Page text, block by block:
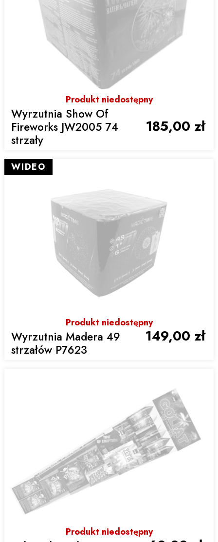
Produkt niedostępny
Wyrzutnia Show Of
Fireworks JW2005 74
strzały
185,00 zł
Produkt niedostępny
Wyrzutnia Madera 49
strzałów P7623
149,00 zł
WIDEO
Produkt niedostępny